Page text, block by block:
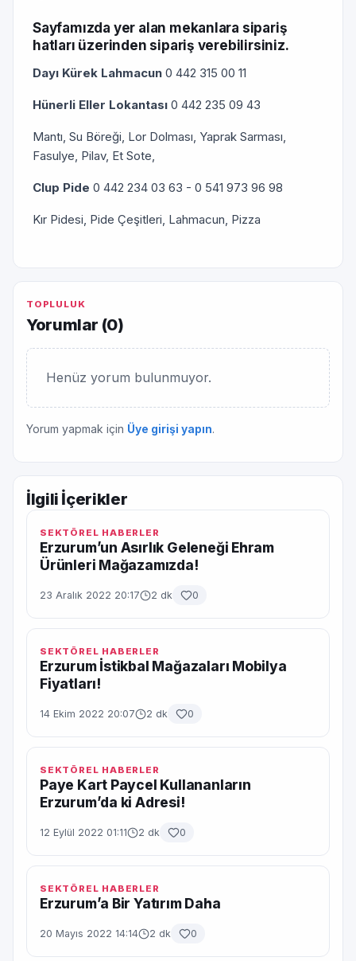
Sayfamızda yer alan mekanlara sipariş
hatları üzerinden sipariş verebilirsiniz.
Dayı Kürek Lahmacun 0 442 315 00 11
Hünerli Eller Lokantası 0 442 235 09 43
Mantı, Su Böreği, Lor Dolması, Yaprak Sarması,
Fasulye, Pilav, Et Sote,
Clup Pide 0 442 234 03 63 - 0 541 973 96 98
Kır Pidesi, Pide Çeşitleri, Lahmacun, Pizza
TOPLULUK
Yorumlar (0)
Henüz yorum bulunmuyor.
Yorum yapmak için Üye girişi yapın.
İlgili İçerikler
SEKTÖREL HABERLER
Erzurum’un Asırlık Geleneği Ehram
Ürünleri Mağazamızda!
23 Aralık 2022 20:17 2 dk 0
SEKTÖREL HABERLER
Erzurum İstikbal Mağazaları Mobilya
Fiyatları!
14 Ekim 2022 20:07 2 dk 0
SEKTÖREL HABERLER
Paye Kart Paycel Kullananların
Erzurum’da ki Adresi!
12 Eylül 2022 01:11 2 dk 0
SEKTÖREL HABERLER
Erzurum’a Bir Yatırım Daha
20 Mayıs 2022 14:14 2 dk 0